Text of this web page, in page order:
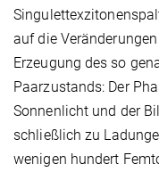
auf die
Erzeugung des so
Paarzustands: Der
Sonnenlicht und der
schließlich zu
wenigen hundert